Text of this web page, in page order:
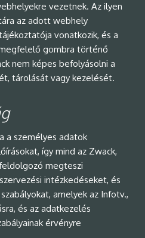
vezetnek. Az ilyen
az adott webhely
vonatkozik, és a
gombra történő
nem képes befolyásolni a
tárolását vagy kezelését.
a személyes adatok
így mind az Zwack,
megteszi
intézkedéseket, és
amelyek az Infotv.,
és az adatkezelés
érvényre